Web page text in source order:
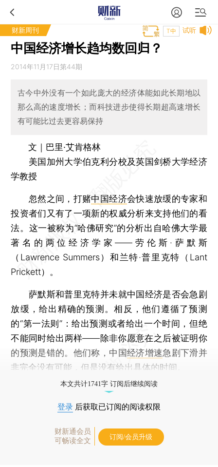
财新周刊 试听
T中
中国经济增长趋均数回归？
2014年11月17日第44期
古今中外没有一个如此庞大的经济体能如此长期地以
那么高的速度增长；而科技进步使得长期超高速增长
有可能比过去更容易保持
文｜巴里·艾肯格林
美国加州大学伯克利分校及英国剑桥大学经济
学教授
忽然之间，打赌中国经济会快速放缓的专家和
投资者们又有了一项新的权威分析来支持他们的看
法。这一被称为“哈佛研究”的分析出自哈佛大学最
著名的两位经济学家——劳伦斯·萨默斯
（Lawrence Summers）和兰特·普里克特（Lant
Prickett）。
萨默斯和普里克特并未就中国经济是否会急剧
放缓，给出精确的预测。相反，他们遵循了预测
的“第一法则”：给出预测或者给出一个时间，但绝
不能同时给出两样——除非你愿意在之后被证明你
的预测是错的。他们称，中国经济增速急剧下滑并
非完全没有可能，但是没有给出具体的时间。
本文共计1741字 订阅后继续阅读
登录 后获取已订阅的阅读权限
财新通会员
可畅读全文
订阅/会员升级